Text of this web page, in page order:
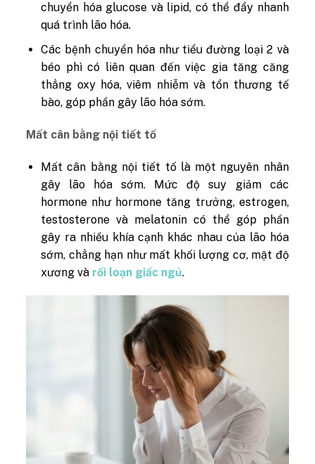
chuyển hóa glucose và lipid, có thể đẩy nhanh
quá trình lão hóa.
Các bệnh chuyển hóa như tiểu đường loại 2 và
béo phì có liên quan đến việc gia tăng căng
thẳng oxy hóa, viêm nhiễm và tổn thương tế
bào, góp phần gây lão hóa sớm.
Mất cân bằng nội tiết tố
Mất cân bằng nội tiết tố là một nguyên nhân
gây lão hóa sớm. Mức độ suy giảm các
hormone như hormone tăng trưởng, estrogen,
testosterone và melatonin có thể góp phần
gây ra nhiều khía cạnh khác nhau của lão hóa
sớm, chẳng hạn như mất khối lượng cơ, mật độ
xương và rối loạn giấc ngủ.